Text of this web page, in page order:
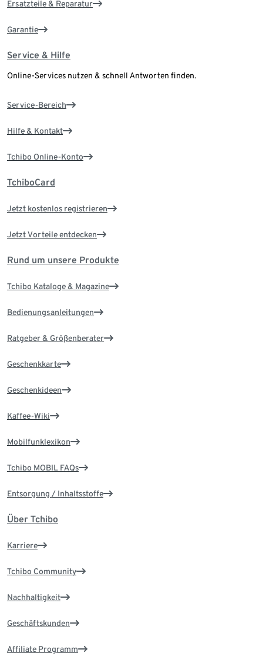
Ersatzteile & Reparatur
Garantie
Service & Hilfe
Online-Services nutzen & schnell Antworten finden.
Service-Bereich
Hilfe & Kontakt
Tchibo Online-Konto
TchiboCard
Jetzt kostenlos registrieren
Jetzt Vorteile entdecken
Rund um unsere Produkte
Tchibo Kataloge & Magazine
Bedienungsanleitungen
Ratgeber & Größenberater
Geschenkkarte
Geschenkideen
Kaffee-Wiki
Mobilfunklexikon
Tchibo MOBIL FAQs
Entsorgung / Inhaltsstoffe
Über Tchibo
Karriere
Tchibo Community
Nachhaltigkeit
Geschäftskunden
Affiliate Programm